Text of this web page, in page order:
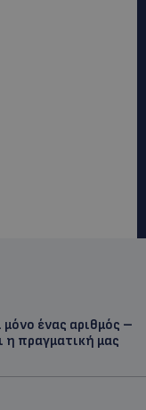
μόνο ένας αριθμός –
η πραγματική μας